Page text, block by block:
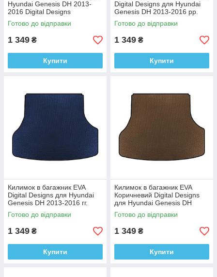
Hyundai Genesis DH 2013-
2016 Digital Designs
Етилвінілацетат
Готово до відправки
1 349 ₴
Купити
Digital Designs для Hyundai
Genesis DH 2013-2016 рр.
Етилвінілацетат
Готово до відправки
1 349 ₴
Купити
Килимок в багажник EVA
Digital Designs для Hyundai
Genesis DH 2013-2016 гг.
Этилвинилацетат
Готово до відправки
1 349 ₴
Купити
Килимок в багажник EVA
Коричневий Digital Designs
для Hyundai Genesis DH
2013-2016 рр.
Етилвінілацетат
Готово до відправки
1 349 ₴
Купити